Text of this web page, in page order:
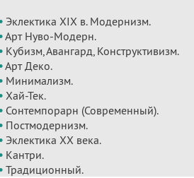
Эклектика ХIХ в. Модернизм.
Арт Нуво-Модерн.
Кубизм, Авангард, Конструктивизм.
Арт Деко.
Минимализм.
Хай-Тек.
Сонтемпорарн (Современный).
Постмодернизм.
Эклектика ХХ века.
Кантри.
Традиционный.